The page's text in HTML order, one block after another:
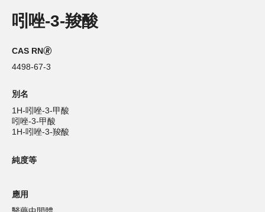
吲唑-3-羧酸
CAS RN🄬
4498-67-3
別名
1H-吲唑-3-甲酸
吲唑-3-甲酸
1H-吲唑-3-羧酸
純度等
應用